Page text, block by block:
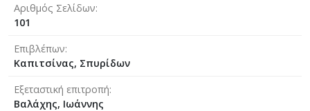
Αριθμός Σελίδων
101
Επιβλέπων
Καπιτσίνας, Σπυρίδων
Εξεταστική επιτροπή
Βαλάχης, Ιωάννης